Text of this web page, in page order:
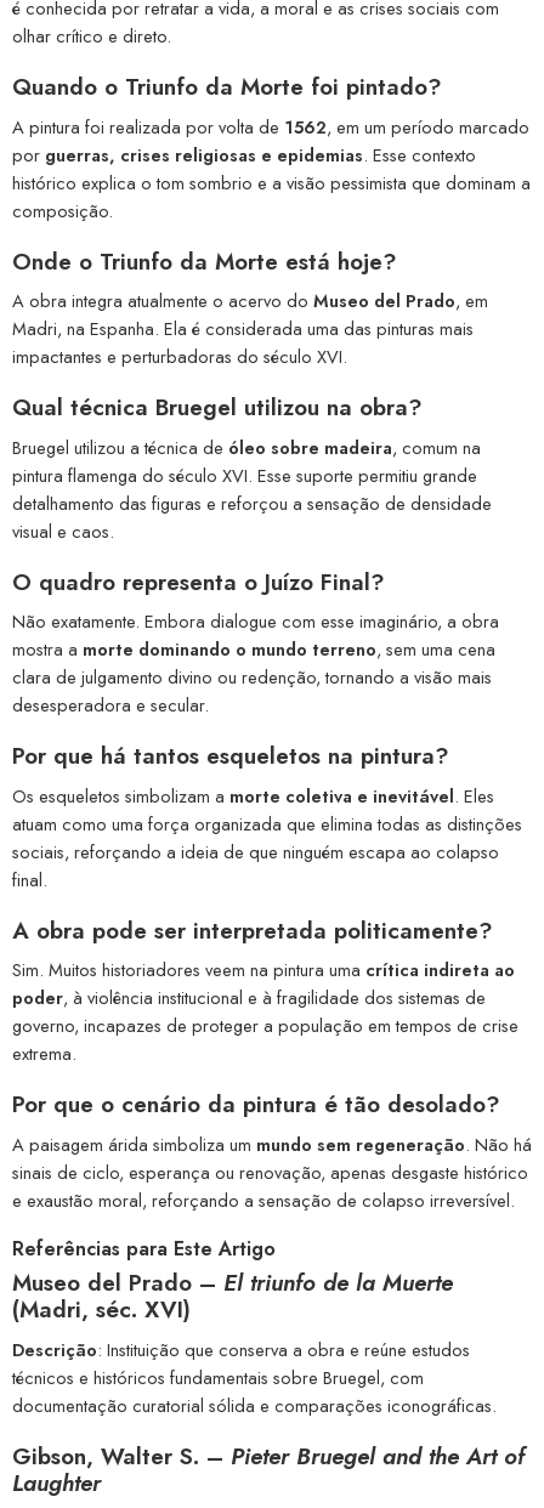
é conhecida por retratar a vida, a moral e as crises sociais com
olhar crítico e direto.
Quando o Triunfo da Morte foi pintado?
A pintura foi realizada por volta de 1562, em um período marcado
por guerras, crises religiosas e epidemias. Esse contexto
histórico explica o tom sombrio e a visão pessimista que dominam a
composição.
Onde o Triunfo da Morte está hoje?
A obra integra atualmente o acervo do Museo del Prado, em
Madri, na Espanha. Ela é considerada uma das pinturas mais
impactantes e perturbadoras do século XVI.
Qual técnica Bruegel utilizou na obra?
Bruegel utilizou a técnica de óleo sobre madeira, comum na
pintura flamenga do século XVI. Esse suporte permitiu grande
detalhamento das figuras e reforçou a sensação de densidade
visual e caos.
O quadro representa o Juízo Final?
Não exatamente. Embora dialogue com esse imaginário, a obra
mostra a morte dominando o mundo terreno, sem uma cena
clara de julgamento divino ou redenção, tornando a visão mais
desesperadora e secular.
Por que há tantos esqueletos na pintura?
Os esqueletos simbolizam a morte coletiva e inevitável. Eles
atuam como uma força organizada que elimina todas as distinções
sociais, reforçando a ideia de que ninguém escapa ao colapso
final.
A obra pode ser interpretada politicamente?
Sim. Muitos historiadores veem na pintura uma crítica indireta ao
poder, à violência institucional e à fragilidade dos sistemas de
governo, incapazes de proteger a população em tempos de crise
extrema.
Por que o cenário da pintura é tão desolado?
A paisagem árida simboliza um mundo sem regeneração. Não há
sinais de ciclo, esperança ou renovação, apenas desgaste histórico
e exaustão moral, reforçando a sensação de colapso irreversível.
Referências para Este Artigo
Museo del Prado – El triunfo de la Muerte
(Madri, séc. XVI)
Descrição: Instituição que conserva a obra e reúne estudos
técnicos e históricos fundamentais sobre Bruegel, com
documentação curatorial sólida e comparações iconográficas.
Gibson, Walter S. – Pieter Bruegel and the Art of
Laughter